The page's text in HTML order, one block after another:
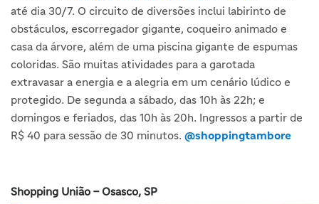
até dia 30/7. O circuito de diversões inclui labirinto de
obstáculos, escorregador gigante, coqueiro animado e
casa da árvore, além de uma piscina gigante de espumas
coloridas. São muitas atividades para a garotada
extravasar a energia e a alegria em um cenário lúdico e
protegido. De segunda a sábado, das 10h às 22h; e
domingos e feriados, das 10h às 20h. Ingressos a partir de
R$ 40 para sessão de 30 minutos. @shoppingtambore
Shopping União – Osasco, SP